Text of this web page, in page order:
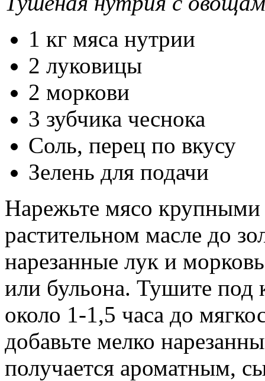
1 кг мяса нутрии
2 луковицы
2 моркови
3 зубчика чеснока
Соль, перец по вкусу
Зелень для подачи
Нарежьте мясо крупными
растительном масле до
нарезанные лук и
или бульона. Тушите под
около 1-1,5 часа до
добавьте мелко
получается ароматным,